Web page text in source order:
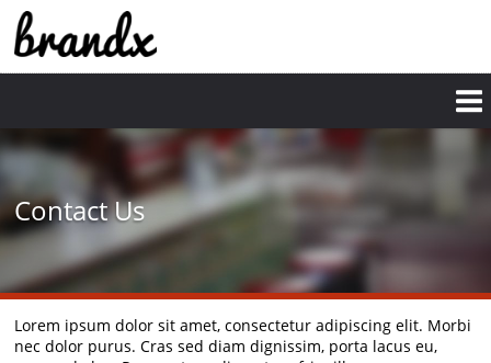
Contact Us
Lorem ipsum dolor sit amet, consectetur adipiscing elit. Morbi
nec dolor purus. Cras sed diam dignissim, porta lacus eu,